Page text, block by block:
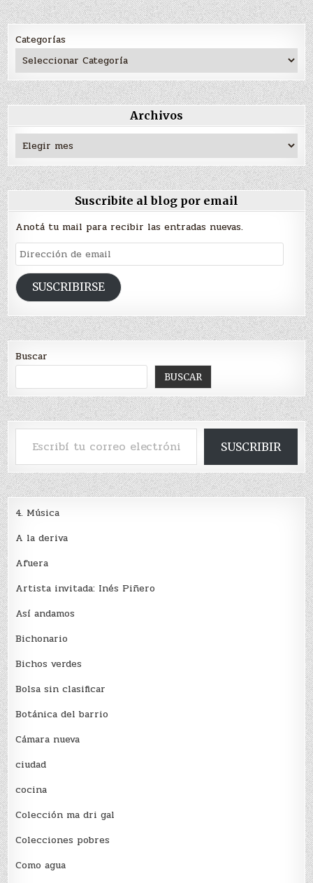
Categorías
Archivos
Archivos
Suscribite al blog por email
Anotá tu mail para recibir las entradas nuevas.
Dirección
de
emailSUSCRIBIRSE
Buscar
BUSCAR
Escribí tu correo electrónico…
SUSCRIBIR
4. Música
A la deriva
Afuera
Artista invitada: Inés Piñero
Así andamos
Bichonario
Bichos verdes
Bolsa sin clasificar
Botánica del barrio
Cámara nueva
ciudad
cocina
Colección ma dri gal
Colecciones pobres
Como agua